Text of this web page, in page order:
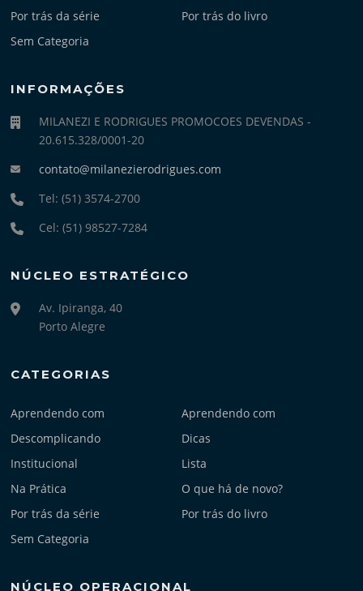
Por trás da série
Por trás do livro
Sem Categoria
INFORMAÇÕES
MILANEZI E RODRIGUES PROMOCOES DEVENDAS -
20.615.328/0001-20
contato@milanezierodrigues.com
Tel: (51) 3574-2700
Cel: (51) 98527-7284
NÚCLEO ESTRATÉGICO
Av. Ipiranga, 40
Porto Alegre
CATEGORIAS
Aprendendo com
Aprendendo com
Descomplicando
Dicas
Institucional
Lista
Na Prática
O que há de novo?
Por trás da série
Por trás do livro
Sem Categoria
NÚCLEO OPERACIONAL